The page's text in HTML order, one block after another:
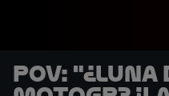
POV: